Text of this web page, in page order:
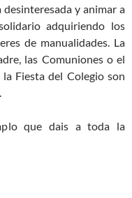
y animar a
adquiriendo los
de manualidades. La
las Comuniones o el
Fiesta del Colegio son
que dais a toda la